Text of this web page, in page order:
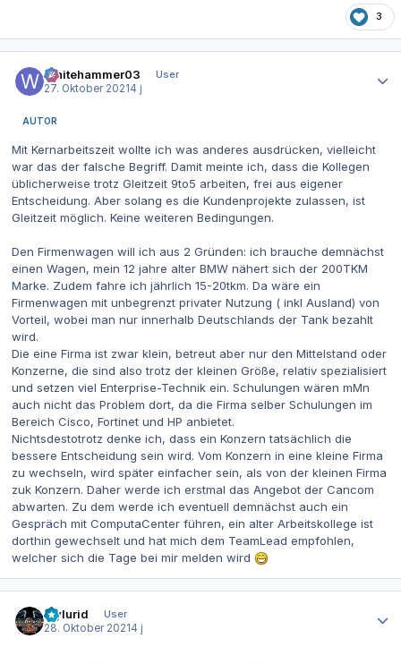
3
Whitehammer03
User
27. Oktober 2021 4 j
AUTOR
Mit Kernarbeitszeit wollte ich was anderes ausdrücken, vielleicht
war das der falsche Begriff. Damit meinte ich, dass die Kollegen
üblicherweise trotz Gleitzeit 9to5 arbeiten, frei aus eigener
Entscheidung. Aber solang es die Kundenprojekte zulassen, ist
Gleitzeit möglich. Keine weiteren Bedingungen.
Den Firmenwagen will ich aus 2 Gründen: ich brauche demnächst
einen Wagen, mein 12 jahre alter BMW nähert sich der 200TKM
Marke. Zudem fahre ich jährlich 15-20tkm. Da wäre ein
Firmenwagen mit unbegrenzt privater Nutzung ( inkl Ausland) von
Vorteil, wobei man nur innerhalb Deutschlands der Tank bezahlt
wird.
Die eine Firma ist zwar klein, betreut aber nur den Mittelstand oder
Konzerne, die sind also trotz der kleinen Größe, relativ spezialisiert
und setzen viel Enterprise-Technik ein. Schulungen wären mMn
auch nicht das Problem dort, da die Firma selber Schulungen im
Bereich Cisco, Fortinet und HP anbietet.
Nichtsdestotrotz denke ich, dass ein Konzern tatsächlich die
bessere Entscheidung sein wird. Vom Konzern in eine kleine Firma
zu wechseln, wird später einfacher sein, als von der kleinen Firma
zuk Konzern. Daher werde ich erstmal das Angebot der Cancom
abwarten. Zu dem werde ich eventuell demnächst auch ein
Gespräch mit ComputaCenter führen, ein alter Arbeitskollege ist
dorthin gewechselt und hat mich dem TeamLead empfohlen,
welcher sich die Tage bei mir melden wird
mylurid
User
28. Oktober 2021 4 j